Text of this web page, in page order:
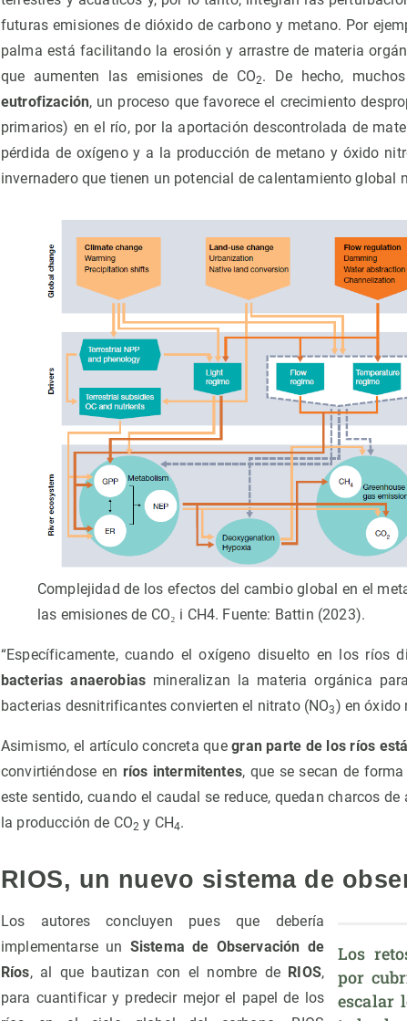
futuras emisiones de dióxido de carbono y metano. Por
palma está facilitando la erosión y arrastre de materia
que aumenten las emisiones de CO2. De hecho,
eutrofización, un proceso que favorece el crecimiento
primarios) en el río, por la aportación descontrolada de
pérdida de oxígeno y a la producción de metano y óxido
invernadero que tienen un potencial de calentamiento global
Complejidad de los efectos del cambio global en el
las emisiones de CO₂ i CH4. Fuente: Battin (2023).
“Específicamente, cuando el oxígeno disuelto en los ríos
bacterias anaerobias mineralizan la materia orgánica
bacterias desnitrificantes convierten el nitrato (NO3) en óxido
Asimismo, el artículo concreta quegran parte de los ríos
convirtiéndose en ríos intermitentes, que se secan de
este sentido, cuando el caudal se reduce, quedan charcos
la producción de CO2 y CH4.
RIOS, un nuevo sistema de
Los
por
escalar
Los autores concluyen pues que debería
implementarse un Sistema de Observación de
Ríos, al que bautizan con el nombre de RIOS,
para cuantificar y predecir mejor el papel de los